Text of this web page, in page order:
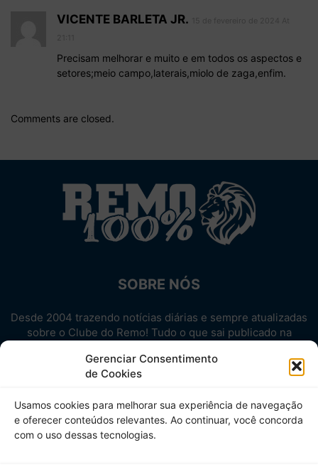
Gerenciar Consentimento
de Cookies
Usamos cookies para melhorar sua experiência de navegação
e oferecer conteúdos relevantes. Ao continuar, você concorda
com o uso dessas tecnologias.
VICENTE BARLETA JR.
Precisam melhorar e muito e em todos os aspectos e
setores;meio campo,laterais,miolo de zaga,enfim.
Comments are closed.
SOBRE NÓS
Desde 2004 trazendo notícias diárias e sempre atualizadas
sobre o Clube do Remo! Tudo o que sai publicado na
Aproveite! Site não-oficial.
SIGA-NOS